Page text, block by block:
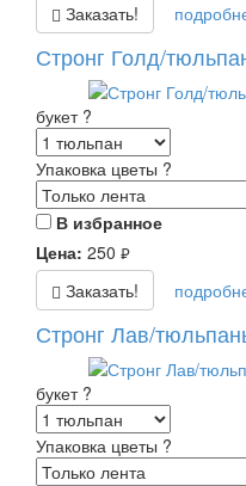
Заказать!
Стронг Голд/
букет ?
Упаковка цветы ?
В избранное
Цена: 250 руб.
Заказать!
Стронг Лав/
букет ?
Упаковка цветы ?